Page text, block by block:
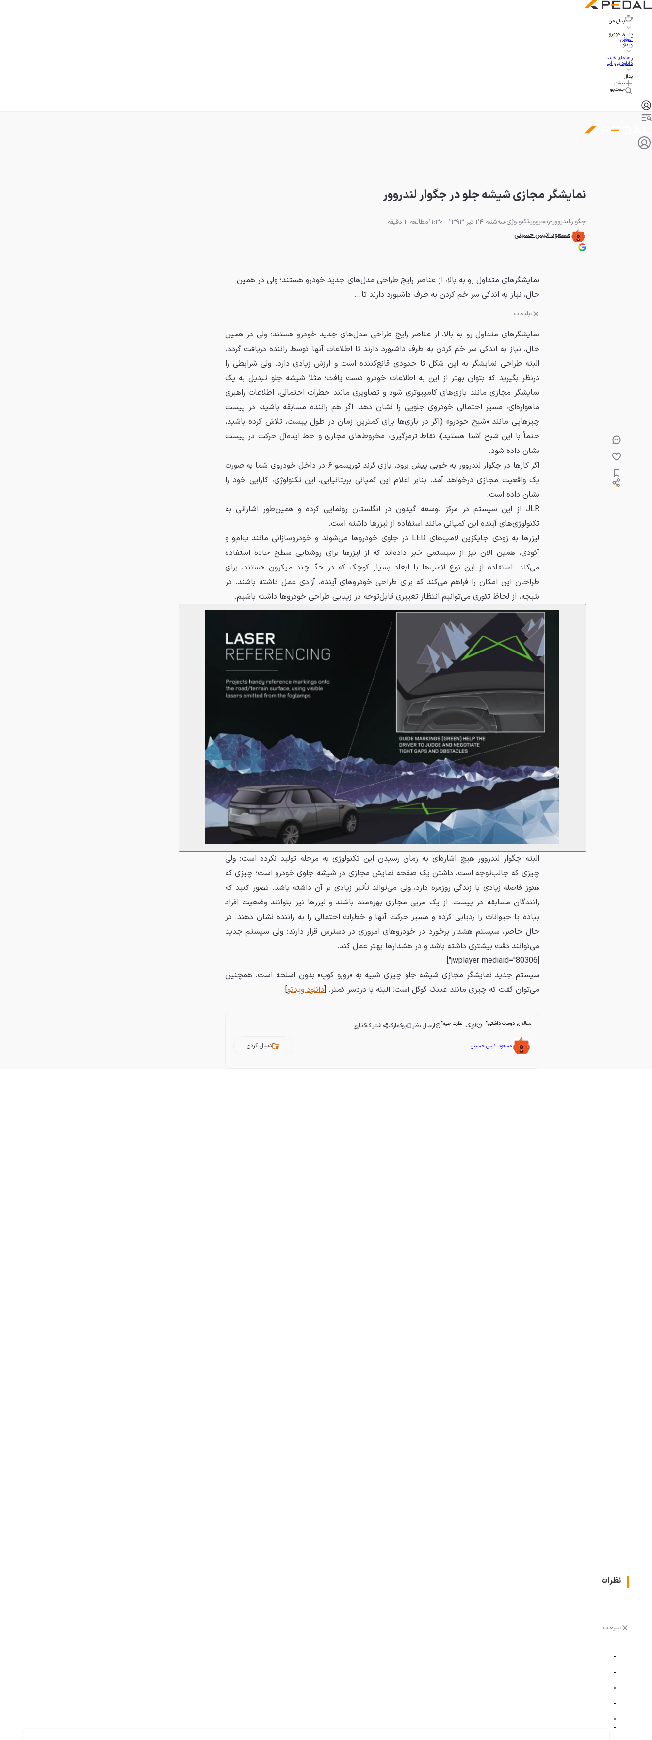
پدال من
دنیای خودرو
آموزش
ویدئو
راهنمای خرید
دانلود زوم اپ
پدال
بیشتر
جستجو
نمایشگر مجازی شیشه جلو در جگوار لندروور
جگوارلندروور-رنجروورتکنولوژی سه‌شنبه 24 تیر 1393 - 11:30
مطالعه 2 دقیقه
مسعود انیس حسینی
نمایشگرهای متداول رو به بالا، از عناصر رایج طراحی مدل‌های جدید خودرو هستند؛ ولی در همین
حال، نیاز به اندکی سر خم کردن به طرف داشبورد دارند تا...
تبلیغات
نمایشگرهای متداول رو به بالا، از عناصر رایج طراحی مدل‌های جدید خودرو هستند؛ ولی در همین
حال، نیاز به اندکی سر خم کردن به طرف داشبورد دارند تا اطلاعات آنها توسط راننده دریافت گردد.
البته طراحی نمایشگر به این شکل تا حدودی قانع‌کننده است و ارزش زیادی دارد. ولی شرایطی را
درنظر بگیرید که بتوان بهتر از این به اطلاعات خودرو دست یافت؛ مثلاً شیشه جلو تبدیل به یک
نمایشگر مجازی مانند بازی‌های کامپیوتری شود و تصاویری مانند خطرات احتمالی، اطلاعات راهبری
ماهواره‌ای، مسیر احتمالی خودروی جلویی را نشان دهد. اگر هم راننده مسابقه باشید، در پیست
چیزهایی مانند «شبح خودرو» (اگر در بازی‌ها برای کمترین زمان در طول پیست، تلاش کرده باشید،
حتماً با این شبح آشنا هستید)، نقاط ترمزگیری، مخروط‌های مجازی و خط ایده‌آل حرکت در پیست
نشان داده شود.
اگر کارها در جگوار لندروور به خوبی پیش برود، بازی گرند توریسمو ۶ در داخل خودروی شما به صورت
یک واقعیت مجازی درخواهد آمد. بنابر اعلام این کمپانی بریتانیایی، این تکنولوژی، کارایی خود را
نشان داده است.
JLR از این سیستم در مرکز توسعه گیدون در انگلستان رونمایی کرده و همین‌طور اشاراتی به
تکنولوژی‌های آینده این کمپانی مانند استفاده از لیزرها داشته است.
لیزرها به زودی جایگزین لامپ‌های LED در جلوی خودروها می‌شوند و خودروسازانی مانند ب‌ام‌و و
آئودی، همین الان نیز از سیستمی خبر داده‌اند که از لیزرها برای روشنایی سطح جاده استفاده
می‌کند. استفاده از این نوع لامپ‌ها با ابعاد بسیار کوچک که در حدّ چند میکرون هستند، برای
طراحان این امکان را فراهم می‌کند که برای طراحی خودروهای آینده، آزادی عمل داشته باشند. در
نتیجه، از لحاظ تئوری می‌توانیم انتظار تغییری قابل‌توجه در زیبایی‌ طراحی خودروها داشته باشیم.
البته جگوار لندروور هیچ اشاره‌ای به زمان رسیدن این تکنولوژی به مرحله تولید نکرده است؛ ولی
چیزی که جالب‌توجه است، داشتن یک صفحه نمایش مجازی در شیشه جلوی خودرو است؛ چیزی که
هنوز فاصله زیادی با زندگی روزمره دارد، ولی می‌تواند تأثیر زیادی بر آن داشته باشد. تصور کنید که
رانندگان مسابقه در پیست، از یک مربی مجازی بهره‌مند باشند و لیزرها نیز بتوانند وضعیت افراد
پیاده یا حیوانات را ردیابی کرده و مسیر حرکت آنها و خطرات احتمالی را به راننده نشان دهند. در
حال حاضر، سیستم هشدار برخورد در خودروهای امروزی در دسترس قرار دارند؛ ولی سیستم جدید
می‌توانند دقت بیشتری داشته باشد و در هشدارها بهتر عمل کند.
[jwplayer mediaid="80306"]
سیستم جدید نمایشگر مجازی شیشه جلو چیزی شبیه به «روبو کوپ» بدون اسلحه است. همچنین
می‌توان گفت که چیزی مانند عینک گوگل است؛ البته با دردسر کمتر. [دانلود ویدئو]
مقاله رو دوست داشتی؟ لایک نظرت چیه؟ ارسال نظر بوکمارک اشتراک‌گذاری
مسعود انیس حسینی دنبال کردن
نظرات
تبلیغات